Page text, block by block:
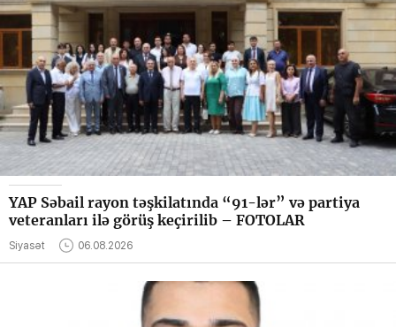
YAP Səbail rayon təşkilatında “91-lər” və partiya
veteranları ilə görüş keçirilib – FOTOLAR
Siyasət 06.08.2026